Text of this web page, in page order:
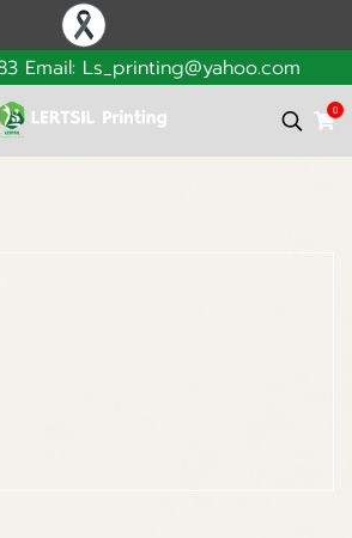
Email: Ls_printing@yahoo.com
0